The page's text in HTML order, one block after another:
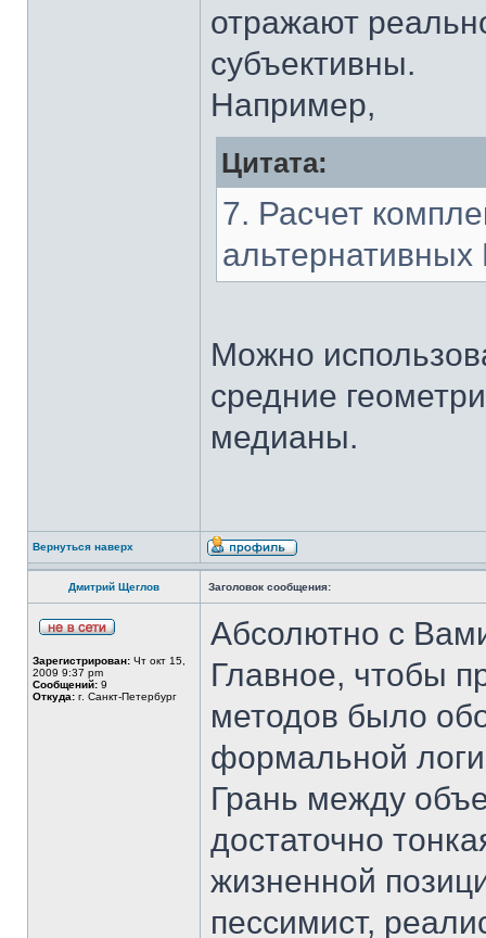
отражают
субъективны.
Например,
Цитата:
7. Расчет
Можно
средние
медианы.
Вернуться наверх
Дмитрий Щеглов Заголовок сообщения:
Зарегистрирован: Чт окт 15,
2009 9:37 pm
Сообщений: 9
Откуда: г. Санкт-Петербург
Абсолютно с
Главное, чтобы
методов было
формальной
Грань между
достаточно
жизненной
пессимист,